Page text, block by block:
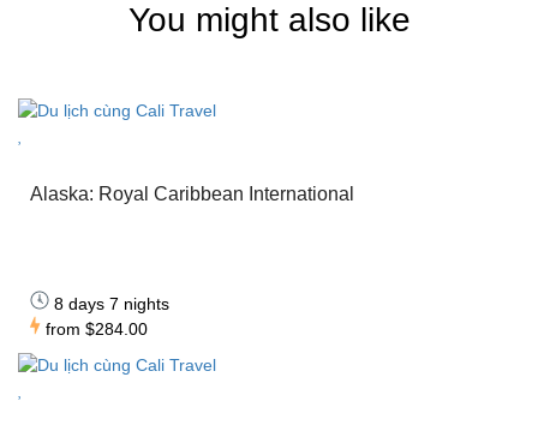
You might also like
Alaska: Royal Caribbean International
8 days 7 nights
from $284.00